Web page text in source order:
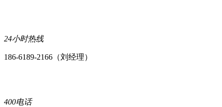
24小时热线
186-6189-2166（刘经理）
400电话